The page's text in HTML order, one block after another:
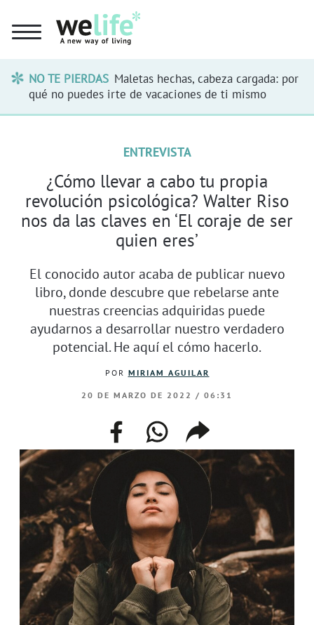
NO TE PIERDAS Maletas hechas, cabeza cargada: por
qué no puedes irte de vacaciones de ti mismo
ENTREVISTA
¿Cómo llevar a cabo tu propia
revolución psicológica? Walter Riso
nos da las claves en ‘El coraje de ser
quien eres’
El conocido autor acaba de publicar nuevo
libro, donde descubre que rebelarse ante
nuestras creencias adquiridas puede
ayudarnos a desarrollar nuestro verdadero
potencial. He aquí el cómo hacerlo.
POR MIRIAM AGUILAR
20 DE MARZO DE 2022 / 06:31
facebookwhatsappcompartir
enlace